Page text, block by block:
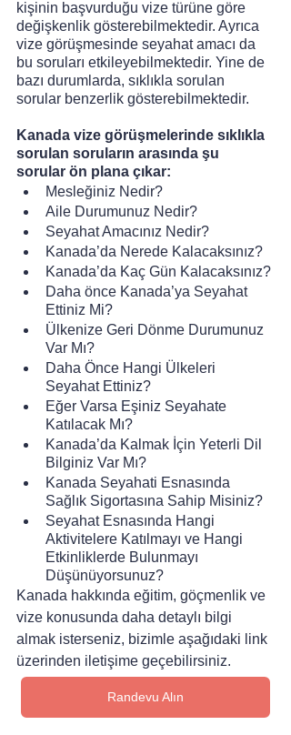
kişinin başvurduğu vize türüne göre
değişkenlik gösterebilmektedir. Ayrıca
vize görüşmesinde seyahat amacı da
bu soruları etkileyebilmektedir. Yine de
bazı durumlarda, sıklıkla sorulan
sorular benzerlik gösterebilmektedir.
Kanada vize görüşmelerinde sıklıkla
sorulan soruların arasında şu
sorular ön plana çıkar:
Mesleğiniz Nedir?
Aile Durumunuz Nedir?
Seyahat Amacınız Nedir?
Kanada’da Nerede Kalacaksınız?
Kanada’da Kaç Gün Kalacaksınız?
Daha önce Kanada’ya Seyahat
Ettiniz Mi?
Ülkenize Geri Dönme Durumunuz
Var Mı?
Daha Önce Hangi Ülkeleri
Seyahat Ettiniz?
Eğer Varsa Eşiniz Seyahate
Katılacak Mı?
Kanada’da Kalmak İçin Yeterli Dil
Bilginiz Var Mı?
Kanada Seyahati Esnasında
Sağlık Sigortasına Sahip Misiniz?
Seyahat Esnasında Hangi
Aktivitelere Katılmayı ve Hangi
Etkinliklerde Bulunmayı
Düşünüyorsunuz?
Kanada hakkında eğitim, göçmenlik ve
vize konusunda daha detaylı bilgi
almak isterseniz, bizimle aşağıdaki link
üzerinden iletişime geçebilirsiniz.
Randevu Alın